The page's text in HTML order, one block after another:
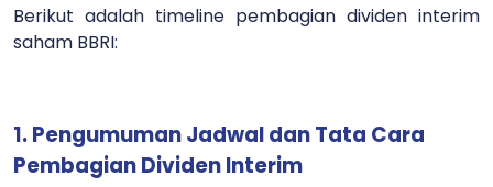
Berikut adalah timeline pembagian dividen interim
saham BBRI:
1. Pengumuman Jadwal dan Tata Cara
Pembagian DividenInterim